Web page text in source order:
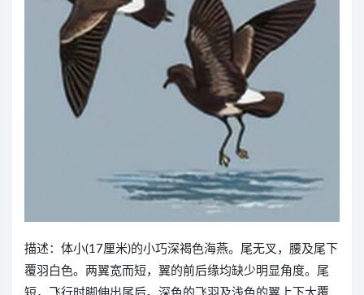
描述：体小(17厘米)的小巧深褐色海燕。尾无叉，腰及尾下
覆羽白色。两翼宽而短，翼的前后缘均缺少明显角度。尾
短，飞行时脚伸出尾后。深色的飞羽及浅色的翼上下大覆